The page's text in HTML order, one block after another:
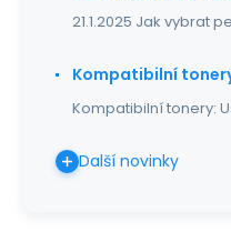
21.1.2025 Jak vybrat
Kompatibilní
Kompatibilní tonery:
Další novinky